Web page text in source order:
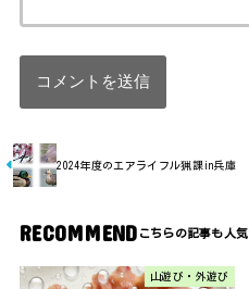
2024年度のエアライフル猟課in兵庫
RECOMMEND
山遊び・外遊び